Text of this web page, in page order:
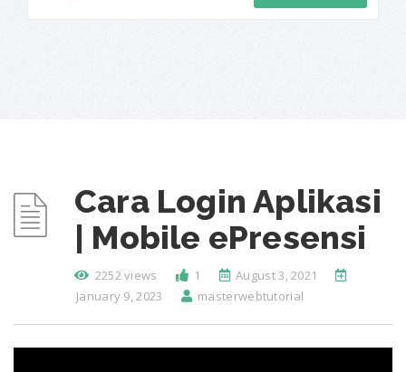
Cara Login Aplikasi
| Mobile ePresensi
2252 views 1
August 3, 2021
January 9, 2023
masterwebtutorial